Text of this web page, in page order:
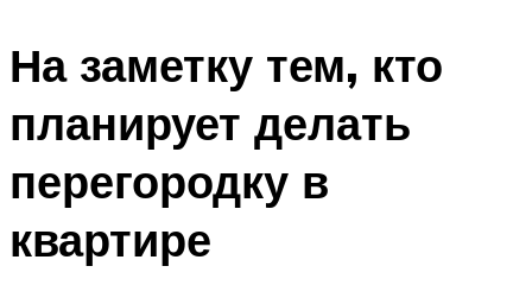
На заметку тем, кто
планирует делать
перегородку в
квартире